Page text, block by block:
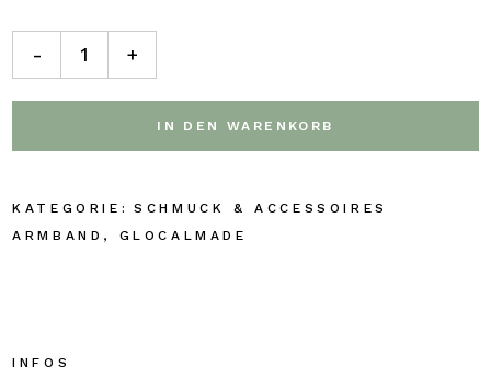
- +
IN DEN WARENKORB
SCHMUCK & ACCESSOIRES
ARMBAND , GLOCALMADE
INFOS